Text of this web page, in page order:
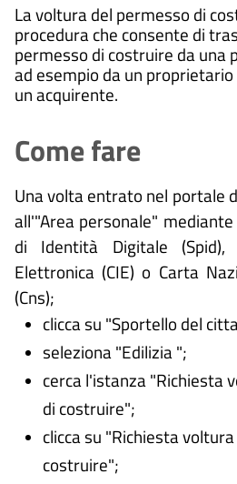
La voltura del permesso di
procedura che consente di
permesso di costruire da una
ad esempio da un
un acquirente.
Come fare
Una volta entrato nel portale
all'"Area personale"
di Identità Digitale (
Elettronica (CIE) o Carta
(Cns);
clicca su "Sportello del
seleziona "Edilizia ";
cerca l'istanza "Richiesta
di costruire";
clicca su "Richiesta
costruire";